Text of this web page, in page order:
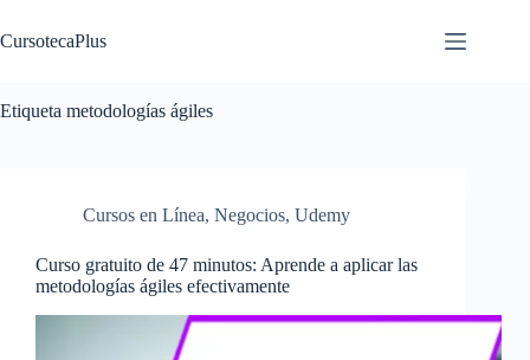
al
contenido
CursotecaPlus
Etiqueta metodologías ágiles
Cursos en Línea, Negocios, Udemy
Curso gratuito de 47 minutos: Aprende a aplicar las
metodologías ágiles efectivamente